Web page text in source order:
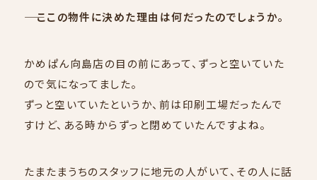
―― ここの物件に決めた理由は何だったのでしょうか。
かめぱん向島店の目の前にあって、ずっと空いていた
ので気になってました。
ずっと空いていたというか、前は印刷工場だったんで
すけど、ある時からずっと閉めていたんですよね。
たまたまうちのスタッフに地元の人がいて、その人に話